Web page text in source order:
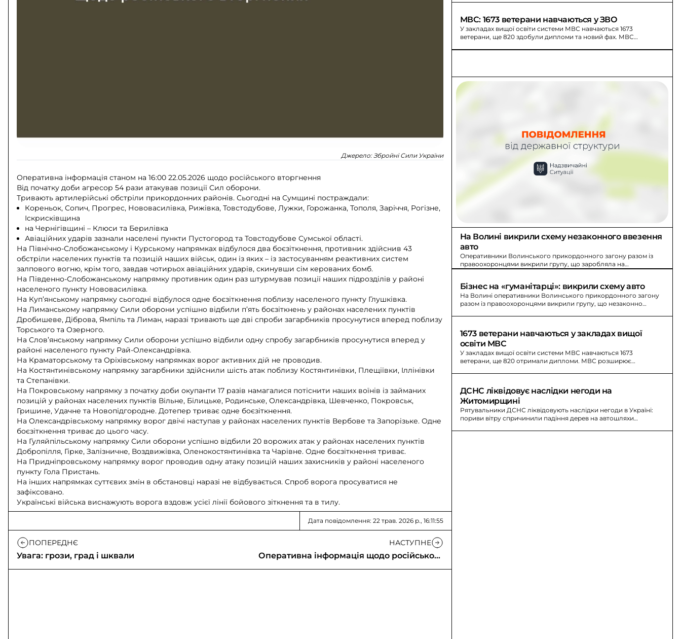
Джерело:Збройні Сили України
Оперативна інформація станом на 16:00 22.05.2026 щодо російського вторгнення
Від початку доби агресор 54 рази атакував позиції Сил оборони.
Тривають артилерійські обстріли прикордонних районів. Сьогодні на Сумщині постраждали:
Кореньок, Сопич, Прогрес, Нововасилівка, Рижівка, Товстодубове, Лужки, Горожанка, Тополя, Заріччя, Рогізне,
Іскрисківщина
на Чернігівщині – Клюси та Берилівка
Авіаційних ударів зазнали населені пункти Пустогород та Товстодубове Сумської області.
На Північно-Слобожанському і Курському напрямках відбулося два боєзіткнення, противник здійснив 43
обстріли населених пунктів та позицій наших військ, один із яких – із застосуванням реактивних систем
залпового вогню, крім того, завдав чотирьох авіаційних ударів, скинувши сім керованих бомб.
На Південно-Слобожанському напрямку противник один раз штурмував позиції наших підрозділів у районі
населеного пункту Нововасилівка.
На Куп’янському напрямку сьогодні відбулося одне боєзіткнення поблизу населеного пункту Глушківка.
На Лиманському напрямку Сили оборони успішно відбили п’ять боєзіткнень у районах населених пунктів
Дробишеве, Діброва, Ямпіль та Лиман, наразі тривають ще дві спроби загарбників просунутися вперед поблизу
Торського та Озерного.
На Слов’янському напрямку Сили оборони успішно відбили одну спробу загарбників просунутися вперед у
районі населеного пункту Рай-Олександрівка.
На Краматорському та Оріхівському напрямках ворог активних дій не проводив.
На Костянтинівському напрямку загарбники здійснили шість атак поблизу Костянтинівки, Плещіївки, Іллінівки
та Степанівки.
На Покровському напрямку з початку доби окупанти 17 разів намагалися потіснити наших воїнів із займаних
позицій у районах населених пунктів Вільне, Білицьке, Родинське, Олександрівка, Шевченко, Покровськ,
Гришине, Удачне та Новопідгородне. Дотепер триває одне боєзіткнення.
На Олександрівському напрямку ворог двічі наступав у районах населених пунктів Вербове та Запорізьке. Одне
боєзіткнення триває до цього часу.
На Гуляйпільському напрямку Сили оборони успішно відбили 20 ворожих атак у районах населених пунктів
Добропілля, Гірке, Залізничне, Воздвижівка, Оленокостянтинівка та Чарівне. Одне боєзіткнення триває.
На Придніпровському напрямку ворог проводив одну атаку позицій наших захисників у районі населеного
пункту Гола Пристань.
На інших напрямках суттєвих змін в обстановці наразі не відбувається. Спроб ворога просуватися не
зафіксовано.
Українські війська виснажують ворога вздовж усієї лінії бойового зіткнення та в тилу.
Дата повідомлення: 22 трав. 2026 р., 16:11:55
ПОПЕРЕДНЄ
Увага: грози, град і шквали
НАСТУПНЕ
Оперативна інформація щодо російського
вторгнення (22.05.2026)
МВС: 1673 ветерани навчаються у ЗВО
У закладах вищої освіти системи МВС навчаються 1673
ветерани, ще 820 здобули дипломи та новий фах. МВС
На Волині викрили схему незаконного ввезення
авто
Оперативники Волинського прикордонного загону разом із
правоохоронцями викрили групу, що заробляла на
псевдогуманітарній допомозі та продавала ввезені авто.
Бізнес на «гуманітарці»: викрили схему авто
На Волині оперативники Волинського прикордонного загону
разом із правоохоронцями викрили групу, що незаконно
1673 ветерани навчаються у закладах вищої
освіти МВС
У закладах вищої освіти системи МВС навчаються 1673
ветерани, ще 820 отримали дипломи. МВС розширює
ДСНС ліквідовує наслідки негоди на
Житомирщині
Рятувальники ДСНС ліквідовують наслідки негоди в Україні:
пориви вітру спричинили падіння дерев на автошляхи